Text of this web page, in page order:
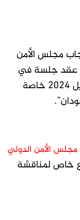
مجلس الأمن
عقد جلسة في
العاشرة من صباح غد الاثنين 29 أبريل 2024 خاصة
مجلس الأمن الدولي
خاص لمناقشة